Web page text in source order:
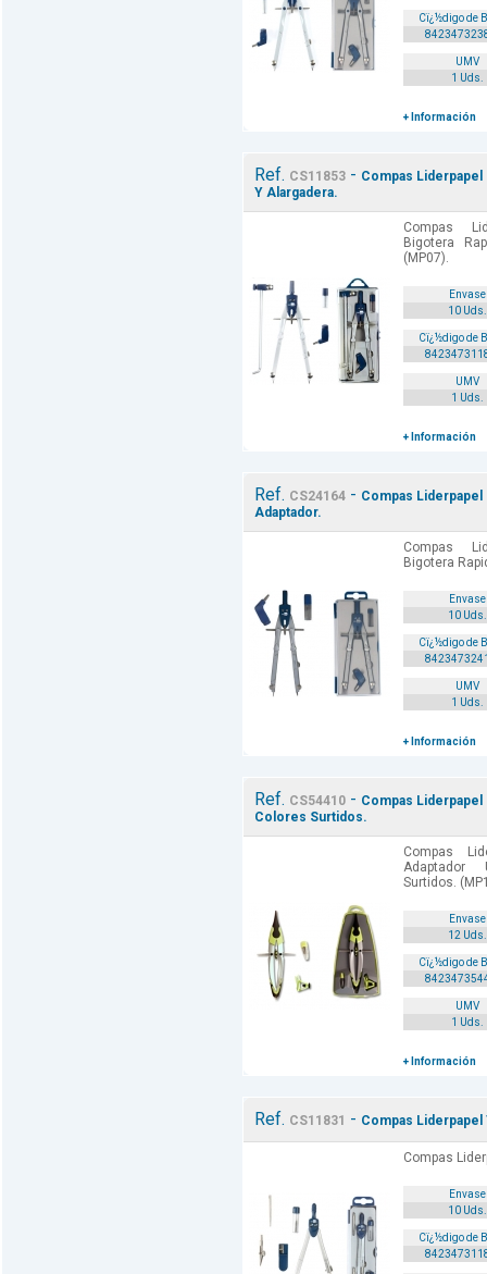
Cï¿½digo de
UMV
1 Uds.
+ Información
Ref. CS11853- Compas
Y Alargadera.
Compas
Bigotera
(MP07).
Envase
10 Uds.
Cï¿½digo de
UMV
1 Uds.
+ Información
Ref. CS24164- Compas
Adaptador.
Compas
Bigotera
Envase
10 Uds.
Cï¿½digo de
UMV
1 Uds.
+ Información
Ref. CS54410- Compas Liderpapel
Colores Surtidos.
Compas
Adaptador
Surtidos.
Envase
12 Uds.
Cï¿½digo de
UMV
1 Uds.
+ Información
Ref. CS11831 - Compas
Compas
Envase
10 Uds.
Cï¿½digo de